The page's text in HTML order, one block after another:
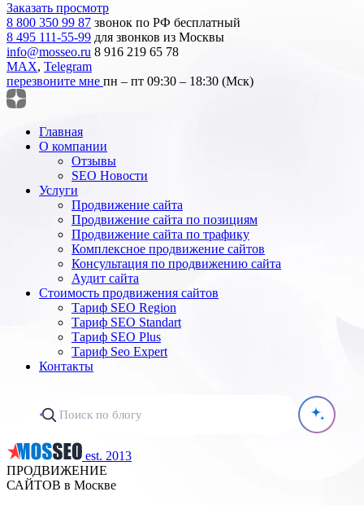
Заказать просмотр
8 800 350 99 87 звонок по РФ бесплатный
8 495 111-55-99 для звонков из Москвы
info@mosseo.ru 8 916 219 65 78
MAX, Telegram
перезвоните мне пн – пт 09:30 – 18:30 (Мск)
Главная
О компании
Отзывы
SEO Новости
Услуги
Продвижение сайта
Продвижение сайта по позициям
Продвижение сайта по трафику
Комплексное продвижение сайтов
Консультация по продвижению сайта
Аудит сайта
Стоимость продвижения сайтов
Тариф SEO Region
Тариф SEO Standart
Тариф SEO Plus
Тариф Seo Expert
Контакты
est. 2013
ПРОДВИЖЕНИЕ
САЙТОВ в Москве